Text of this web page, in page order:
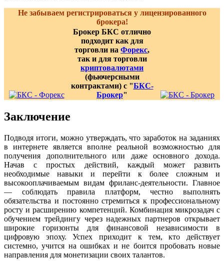
Не забываем регистрироваться у лицензированного
брокера!
Брокер БКС отлично
подходит как для
торговли на Форекс,
так и для торговли
криптовалютами
(фьючерсными
контрактами) с "БКС-
Брокер"
Заключение
Подводя итоги, можно утверждать, что заработок на заданиях
в интернете является вполне реальной возможностью для
получения дополнительного или даже основного дохода.
Начав с простых действий, каждый может развить
необходимые навыки и перейти к более сложным и
высокооплачиваемым видам фриланс-деятельности. Главное
— соблюдать правила платформ, честно выполнять
обязательства и постоянно стремиться к профессиональному
росту и расширению компетенций. Комбинация микрозадач с
обучением трейдингу через надежных партнеров открывает
широкие горизонты для финансовой независимости в
цифровую эпоху. Успех приходит к тем, кто действует
системно, учится на ошибках и не боится пробовать новые
направления для монетизации своих талантов.